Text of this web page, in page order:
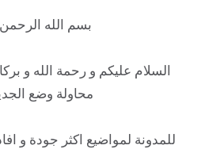
بسم الله
السلام عليكم و رحمة الله و
محاولة وضع
للمدونة لمواضيع اكثر جودة و